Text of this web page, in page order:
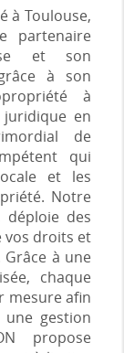
à Toulouse,
partenaire
et son
à son
à
en
de
qui
et les
Notre
déploie des
vos droits et
à une
chaque
mesure afin
gestion
propose